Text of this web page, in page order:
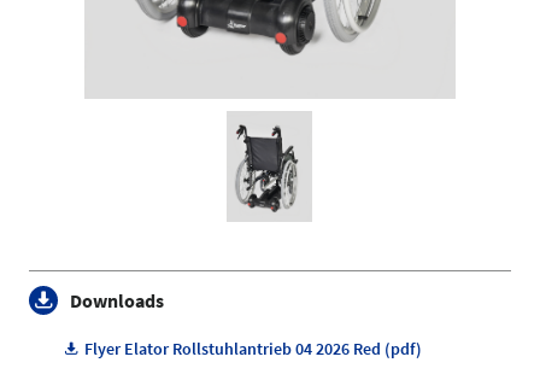
Downloads
Flyer Elator Rollstuhlantrieb 04 2026 Red (pdf)